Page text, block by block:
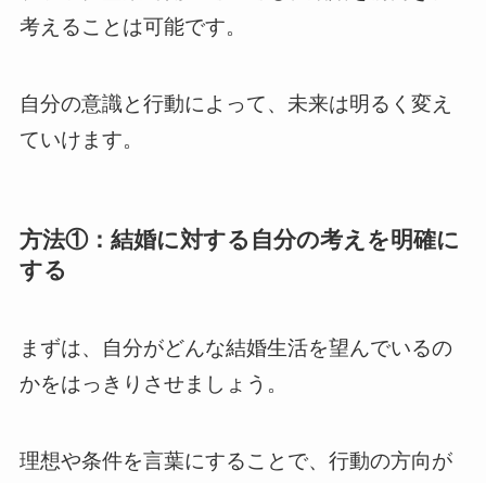
考えることは可能です。
自分の意識と行動によって、未来は明るく変え
ていけます。
方法①：結婚に対する自分の考えを明確に
する
まずは、自分がどんな結婚生活を望んでいるの
かをはっきりさせましょう。
理想や条件を言葉にすることで、行動の方向が